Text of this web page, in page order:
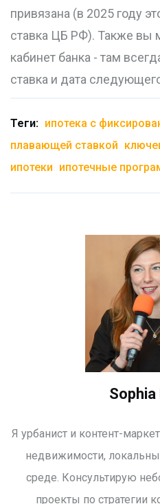
привязана (в 2025 году
ставка ЦБ РФ). Также вы
кабинет банка - там
ставка и дата
Теги: ипотека с
плавающей ставкой
ипотеки ипотечные
Я урбанист и контент-
недвижимости,
среде. Консультирую
проекты по